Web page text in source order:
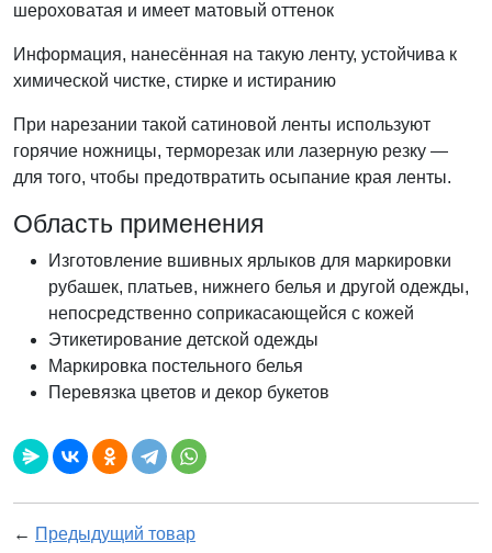
шероховатая и имеет матовый оттенок
Информация, нанесённая на такую ленту, устойчива к
химической чистке, стирке и истиранию
При нарезании такой сатиновой ленты используют
горячие ножницы, терморезак или лазерную резку —
для того, чтобы предотвратить осыпание края ленты.
Область применения
Изготовление вшивных ярлыков для маркировки
рубашек, платьев, нижнего белья и другой одежды,
непосредственно соприкасающейся с кожей
Этикетирование детской одежды
Маркировка постельного белья
Перевязка цветов и декор букетов
← Предыдущий товар